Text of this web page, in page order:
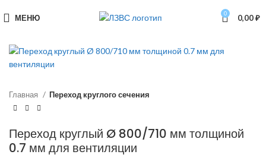
МЕНЮ 0 0,00₽
Главная Переход круглого сечения
Переход круглый Ø 800/710 мм толщиной
0.7 мм для вентиляции